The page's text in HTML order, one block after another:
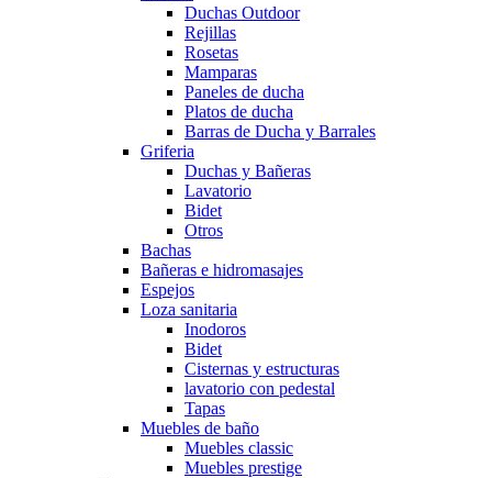
Duchas Outdoor
Rejillas
Rosetas
Mamparas
Paneles de ducha
Platos de ducha
Barras de Ducha y Barrales
Griferia
Duchas y Bañeras
Lavatorio
Bidet
Otros
Bachas
Bañeras e hidromasajes
Espejos
Loza sanitaria
Inodoros
Bidet
Cisternas y estructuras
lavatorio con pedestal
Tapas
Muebles de baño
Muebles classic
Muebles prestige